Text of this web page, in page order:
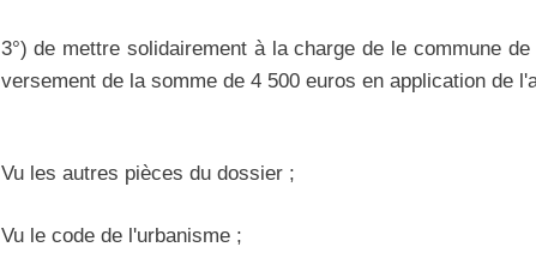
3°) de mettre solidairement à la charge de le commune
versement de la somme de 4 500 euros en application de
Vu les autres pièces du dossier ;
Vu le code de l'urbanisme ;